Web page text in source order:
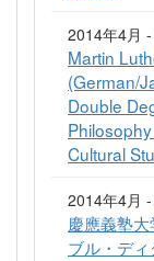
2014年4月
Martin
(German/
Double
Cultural
2014年4月
慶應義塾
ブル・ディ